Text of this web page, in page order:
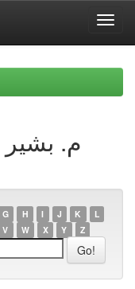
G H I J K
L
V W X Y Z